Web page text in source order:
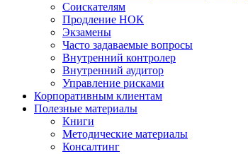
Соискателям
Продление НОК
Экзамены
Часто задаваемые вопросы
Внутренний контролер
Внутренний аудитор
Управление рисками
Корпоративным клиентам
Полезные материалы
Книги
Методические материалы
Консалтинг